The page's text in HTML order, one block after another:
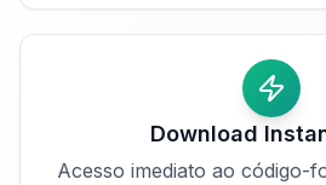
Download
Acesso imediato ao código-